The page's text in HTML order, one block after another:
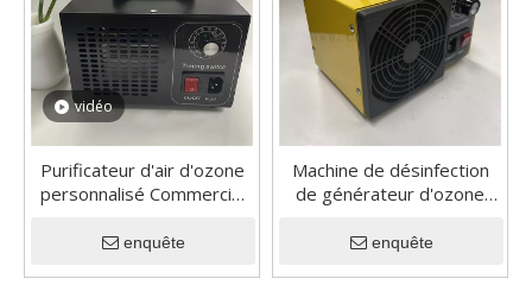
vidéo
Purificateur d'air d'ozone
personnalisé Commercial
Machine d'ozone portable
enquête
Machine de désinfection
de générateur d'ozone
désinfection d'ozone pour
enquête